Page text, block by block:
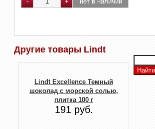
Другие товары Lindt
Lindt Excellence Темный
шоколад с морской солью,
плитка 100 г
191 руб.